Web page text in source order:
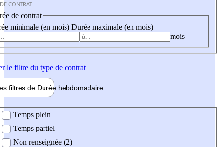
CONTRAT
de contrat
minimale (en mois) Durée maximale (en mois)
mois
le filtre du type de contrat
filtres de Durée hebdomadaire
Temps plein
Temps partiel
Non renseignée (2)